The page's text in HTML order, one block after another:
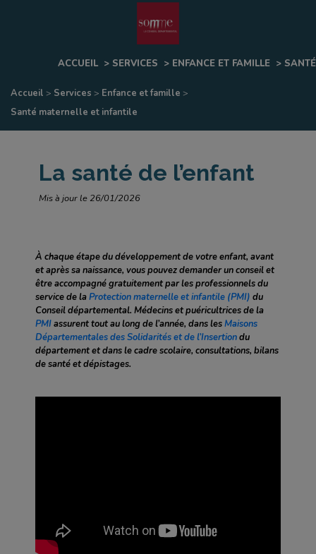
ACCUEIL >SERVICES > ENFANCE ET FAMILLE >
Accueil > Services > Enfance et famille >
Santé maternelle et infantile
La santé de l’enfant
Mis à jour le 26/01/2026
À chaque étape du développement de votre enfant, avant
et après sa naissance, vous pouvez demander un conseil et
être accompagné gratuitement par les professionnels du
service de laProtection maternelle et infantile (PMI) du
Conseil départemental. Médecins et puéricultrices de la
PMIassurent tout au long de l’année, dans lesMaisons
Départementales des Solidarités et de l’Insertiondu
département et dans le cadre scolaire, consultations, bilans
de santé et dépistages.
chat